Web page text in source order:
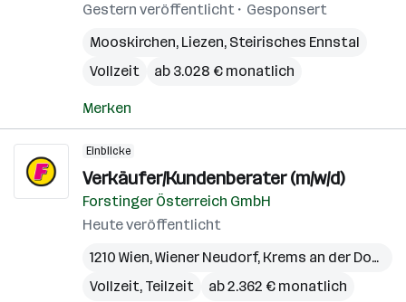
Gestern veröffentlicht
Gesponsert
Mooskirchen, Liezen, Steirisches Ennstal
Vollzeit
ab 3.028 € monatlich
Merken
Einblicke
Verkäufer/Kundenberater (m/w/d)
Forstinger Österreich GmbH
Heute veröffentlicht
1210 Wien,Wiener Neudorf, Krems an der Donau
Vollzeit, Teilzeit
ab 2.362 € monatlich